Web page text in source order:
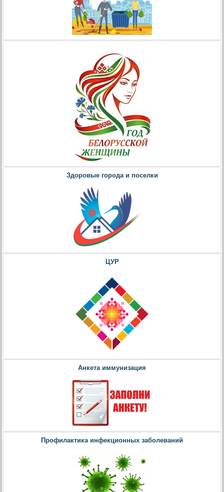
Здоровые города и поселки
ЦУР
Анкета иммунизация
Профилактика инфекционных заболеваний